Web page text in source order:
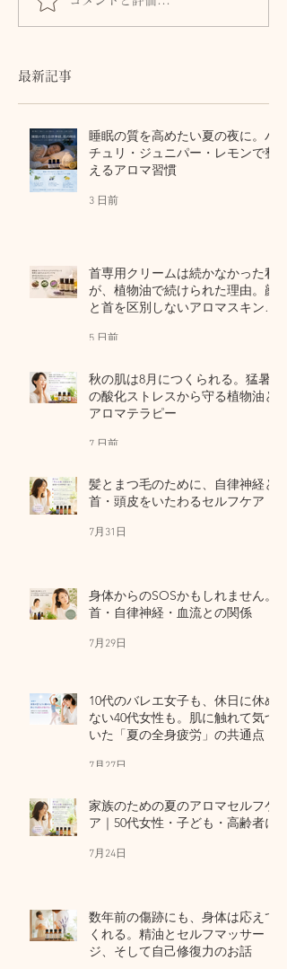
首専用クリームは続かな
かった私が、植物油で続
区別しないアロマスキン
最新記事
睡眠の質を高めたい夏の夜に。パ
チュリ・ジュニパー・レモンで整
えるアロマ習慣
3 日前
首専用クリームは続かなかった私
が、植物油で続けられた理由。顔
と首を区別しないアロマスキンケ
5 日前
秋の肌は8月につくられる。猛暑
の酸化ストレスから守る植物油と
アロマテラピー
7 日前
髪とまつ毛のために、自律神経と
首・頭皮をいたわるセルフケア
7月31日
身体からのSOSかもしれません。
首・自律神経・血流との関係
7月29日
10代のバレエ女子も、休日に休め
ない40代女性も。肌に触れて気づ
いた「夏の全身疲労」の共通点
7月27日
家族のための夏のアロマセルフケ
ア｜50代女性・子ども・高齢者に
7月24日
数年前の傷跡にも、身体は応えて
くれる。精油とセルフマッサー
ジ、そして自己修復力のお話